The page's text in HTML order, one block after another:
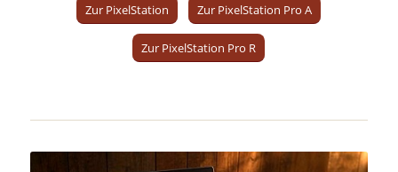
Zur PixelStation Zur PixelStation Pro A
Zur PixelStation Pro R